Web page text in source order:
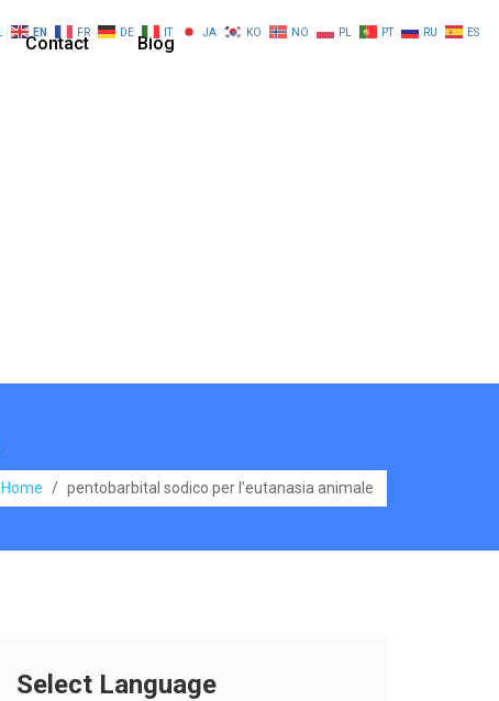
Contact Blog
Home / pentobarbital sodico per l’eutanasia animale
Select Language
EN FR DE IT JA KO NO PL PT RU ES